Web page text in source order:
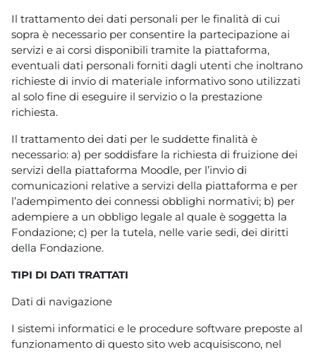
Il trattamento dei dati personali per le finalità di cui
sopra è necessario per consentire la partecipazione ai
servizi e ai corsi disponibili tramite la piattaforma,
eventuali dati personali forniti dagli utenti che inoltrano
richieste di invio di materiale informativo sono utilizzati
al solo fine di eseguire il servizio o la prestazione
richiesta.
Il trattamento dei dati per le suddette finalità è
necessario: a) per soddisfare la richiesta di fruizione dei
servizi della piattaforma Moodle, per l’invio di
comunicazioni relative a servizi della piattaforma e per
l’adempimento dei connessi obblighi normativi; b) per
adempiere a un obbligo legale al quale è soggetta la
Fondazione; c) per la tutela, nelle varie sedi, dei diritti
della Fondazione.
TIPI DI DATI TRATTATI
Dati di navigazione
I sistemi informatici e le procedure software preposte al
funzionamento di questo sito web acquisiscono, nel